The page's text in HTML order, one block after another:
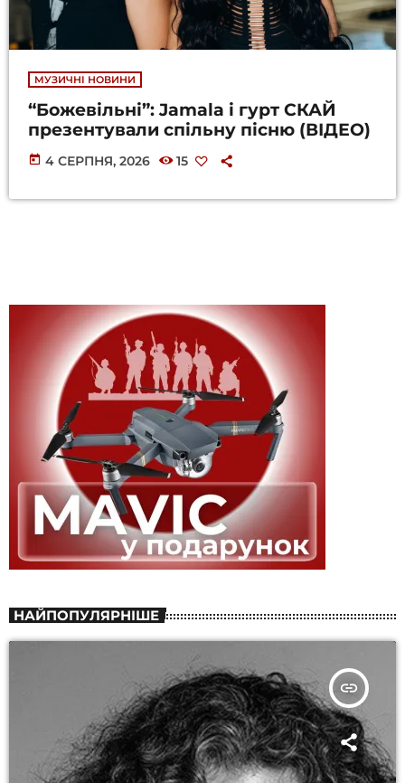
МУЗИЧНІ НОВИНИ
“Божевільні”: Jamala і гурт СКАЙ
презентували спільну пісню (ВІДЕО)
today 4 СЕРПНЯ, 2026 15
НАЙПОПУЛЯРНІШЕ
insert_link